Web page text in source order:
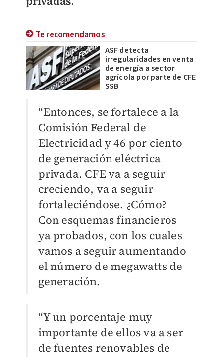
Te recomendamos
ASF detecta
irregularidades en venta
de energía a sector
agrícola por parte de CFE
SSB
“Entonces, se fortalece a la
Comisión Federal de
Electricidad y 46 por ciento
de generación eléctrica
privada. CFE va a seguir
creciendo, va a seguir
fortaleciéndose. ¿Cómo?
Con esquemas financieros
ya probados, con los cuales
vamos a seguir aumentando
el número de megawatts de
generación.
“Y un porcentaje muy
importante de ellos va a ser
de fuentes renovables de